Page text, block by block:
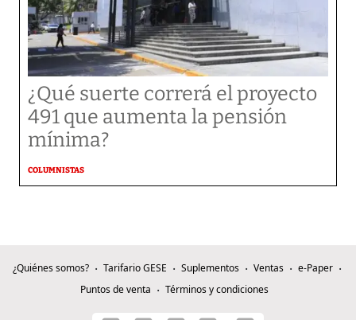
¿Qué suerte correrá el proyecto
491 que aumenta la pensión
mínima?
COLUMNISTAS
¿Quiénes somos? Tarifario GESE Suplementos Ventas
e-Paper
Puntos de venta
Términos y condiciones